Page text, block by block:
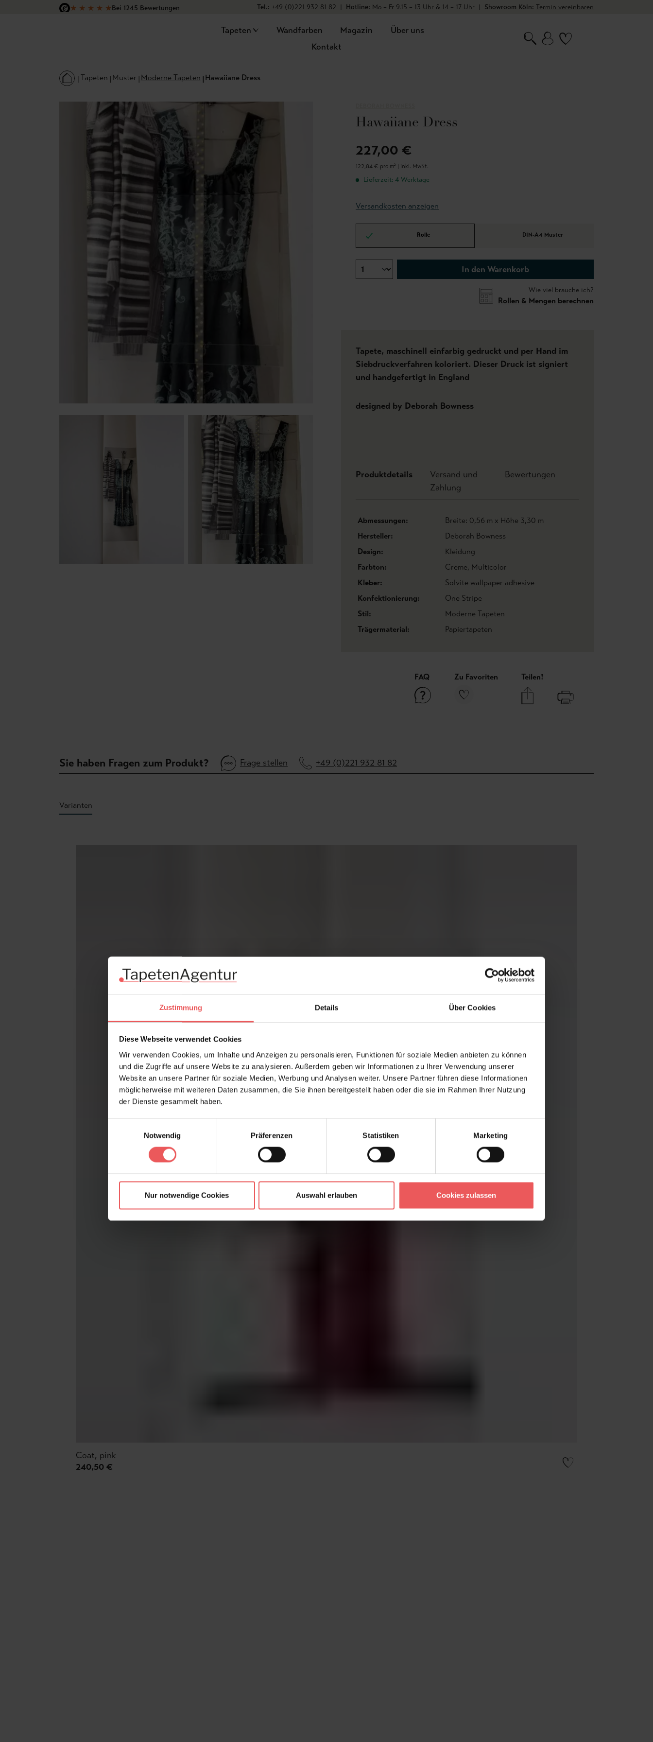
Zustimmung Details Über Cookies
Diese Webseite verwendet Cookies
Wir verwenden Cookies, um Inhalte und Anzeigen zu personalisieren, Funktionen für soziale Medien anbieten zu können
und die Zugriffe auf unsere Website zu analysieren. Außerdem geben wir Informationen zu Ihrer Verwendung unserer
Website an unsere Partner für soziale Medien, Werbung und Analysen weiter. Unsere Partner führen diese Informationen
möglicherweise mit weiteren Daten zusammen, die Sie ihnen bereitgestellt haben oder die sie im Rahmen Ihrer Nutzung
der Dienste gesammelt haben.
Notwendig
Präferenzen Statistiken Marketing
Nur notwendige Cookies Auswahl erlauben Cookies zulassen
Hauptinhalt springen
Zur Suche springen
Zur Hauptnavigation springen
★ ★ ★ ★ ★Bei 1245 Bewertungen
Tel.: +49 (0)221 932 81 82 | Hotline: Mo – Fr 9.15 – 13 Uhr & 14 – 17 Uhr | Showroom Köln: Termin vereinbaren
Tapeten Wandfarben Magazin
Über uns
Kontakt
Tapeten Muster Moderne Tapeten Hawaiiane Dress
Hawaiiane Dress
227,00 €
122,84 € pro m² | inkl. MwSt.
Lieferzeit: 4 Werktage
Versandkosten anzeigen
Rolle DIN-A4 Muster
In den Warenkorb
Wie viel brauche ich?
Rollen & Mengen berechnen
Tapete, maschinell einfarbig gedruckt und per Hand im
Siebdruckverfahren koloriert. Dieser Druck ist signiert
und handgefertigt in England
designed by Deborah Bowness
Produktdetails
Versand und
Zahlung
Bewertungen
Abmessungen:
Breite: 0,56 m x Höhe 3,30 m
Hersteller:
Deborah Bowness
Design:
Kleidung
Farbton:
Creme, Multicolor
Kleber:
Solvite wallpaper adhesive
Konfektionierung:
One Stripe
Stil:
Moderne Tapeten
Trägermaterial:
Papiertapeten
FAQ Zu Favoriten Teilen!
Sie haben Fragen zum Produkt? Frage stellen +49 (0)221 932 81 82
Varianten
Coat, pink
240,50 €